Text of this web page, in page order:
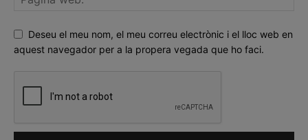
Deseu el meu nom, el meu correu electrònic i el lloc web en
aquest navegador per a la propera vegada que ho faci.